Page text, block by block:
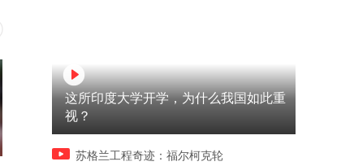
这所印度大学开学，为什么我国如此重
视？
苏格兰工程奇迹：福尔柯克轮